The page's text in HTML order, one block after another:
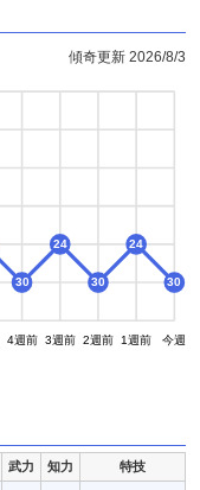
傾奇更新 2026/8/3
4週前 3週前 2週前 1週前 今週
30
24
30
24
30
武力 知力 特技